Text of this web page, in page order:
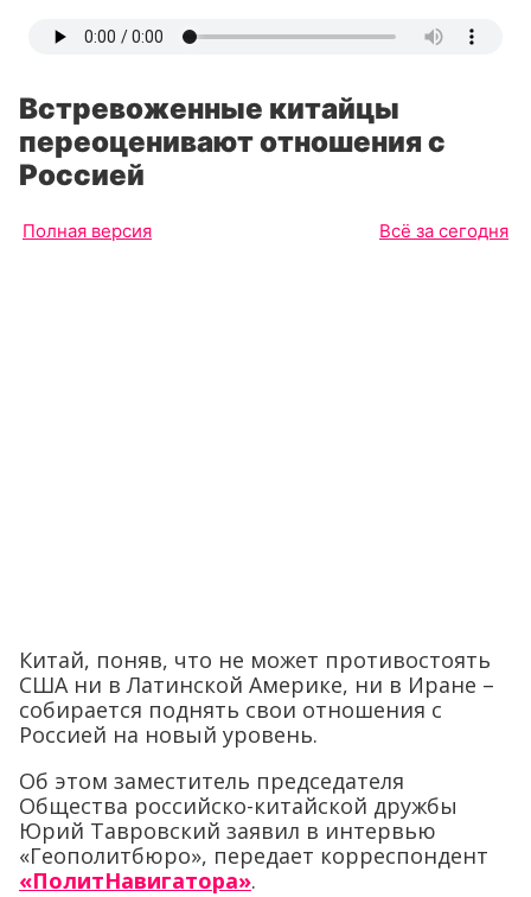
Встревоженные китайцы
переоценивают отношения с
Россией
Полная версия Всё за сегодня
Китай, поняв, что не может противостоять
США ни в Латинской Америке, ни в Иране –
собирается поднять свои отношения с
Россией на новый уровень.
Об этом заместитель председателя
Общества российско-китайской дружбы
Юрий Тавровский заявил в интервью
«Геополитбюро», передает корреспондент
«ПолитНавигатора».